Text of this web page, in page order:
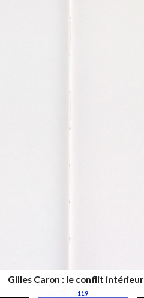
Gilles Caron : le conflit intérieur
119